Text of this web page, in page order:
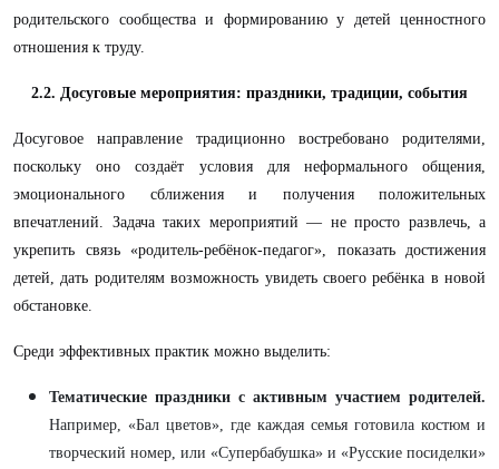
родительского сообщества и формированию у детей ценностного
отношения к труду.
2.2. Досуговые мероприятия: праздники, традиции, события
Досуговое направление традиционно востребовано родителями,
поскольку оно создаёт условия для неформального общения,
эмоционального сближения и получения положительных
впечатлений. Задача таких мероприятий — не просто развлечь, а
укрепить связь «родитель-ребёнок-педагог», показать достижения
детей, дать родителям возможность увидеть своего ребёнка в новой
обстановке.
Среди эффективных практик можно выделить:
Тематические праздники с активным участием родителей.
Например, «Бал цветов», где каждая семья готовила костюм и
творческий номер, или «Супербабушка» и «Русские посиделки»